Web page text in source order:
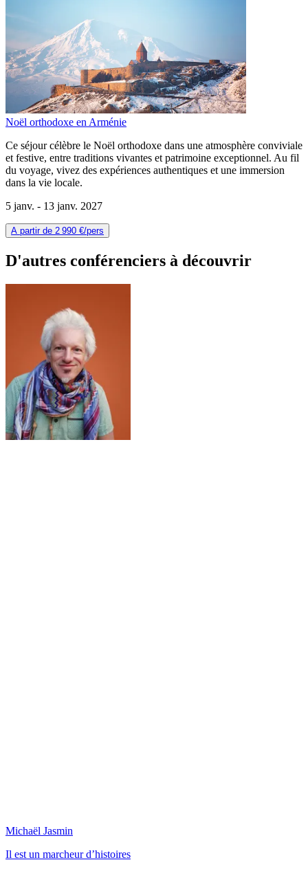
Noël orthodoxe en Arménie
Ce séjour célèbre le Noël orthodoxe dans une atmosphère conviviale
et festive, entre traditions vivantes et patrimoine exceptionnel. Au fil
du voyage, vivez des expériences authentiques et une immersion
dans la vie locale.
5 janv. - 13 janv. 2027
A partir de 2 990 €/pers
D'autres conférenciers à découvrir
Michaël Jasmin
Il est un marcheur d’histoires